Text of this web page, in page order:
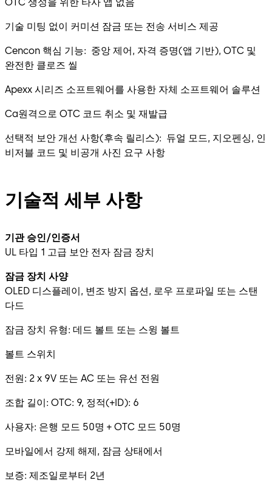
기술 미팅 없이 커미션 잠금 또는 전송 서비스 제공
Cencon 핵심 기능: 중앙 제어, 자격 증명(앱 기반), OTC 및
완전한 클로즈 씰
Apexx 시리즈 소프트웨어를 사용한 자체 소프트웨어 솔루션
Ca원격으로 OTC 코드 취소 및 재발급
선택적 보안 개선 사항(후속 릴리스): 듀얼 모드, 지오펜싱, 인
비저블 코드 및 비공개 사진 요구 사항
기술적 세부 사항
기관 승인/인증서
UL 타입 1 고급 보안 전자 잠금 장치
잠금 장치 사양
OLED 디스플레이, 변조 방지 옵션, 로우 프로파일 또는 스탠
다드
잠금 장치 유형: 데드 볼트 또는 스윙 볼트
볼트 스위치
전원: 2 x 9V 또는 AC 또는 유선 전원
조합 길이: OTC: 9, 정적(+ID): 6
사용자: 은행 모드 50명 + OTC 모드 50명
모바일에서 강제 해제, 잠금 상태에서
보증: 제조일로부터 2년